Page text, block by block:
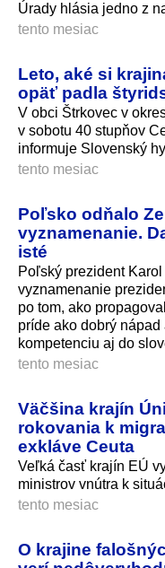
Úrady hlásia jedno z
tento mesiac
Leto, aké si
opäť padla
V obci Štrkovec v
v sobotu 40 stupňov
informuje Slovenský
tento mesiac
Poľsko odňalo
vyznamenanie.
isté
Poľský prezident
vyznamenanie
po tom, ako
príde ako dobrý
kompetenciu aj do
tento mesiac
Väčšina krajín
rokovania k
exkláve Ceuta
Veľká časť krajín EÚ
ministrov vnútra k
tento mesiac
O krajine